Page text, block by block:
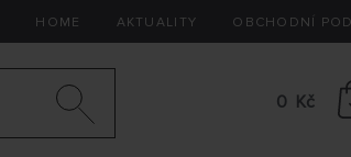
HOME AKTUALITY OBCHODNÍ
0 Kč